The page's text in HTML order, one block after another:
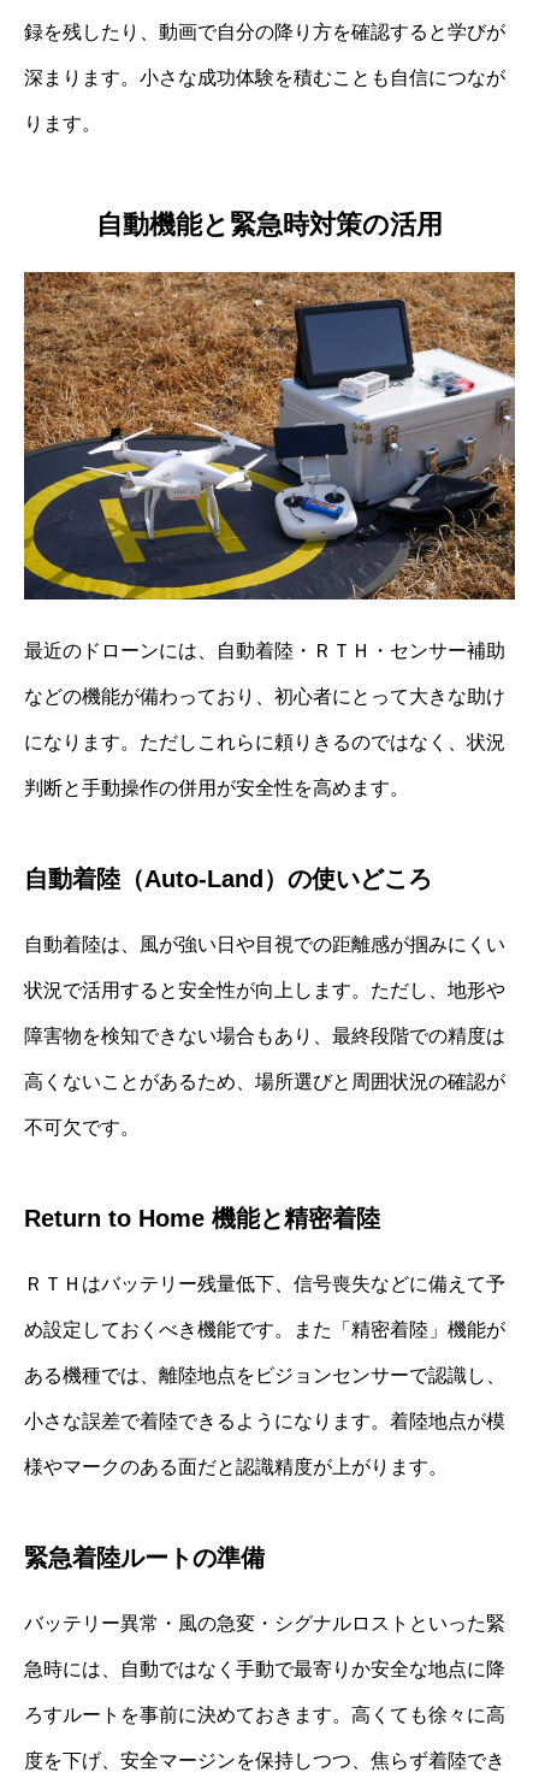
録を残したり、動画で自分の降り方を確認すると学びが
深まります。小さな成功体験を積むことも自信につなが
ります。
自動機能と緊急時対策の活用
最近のドローンには、自動着陸・ＲＴＨ・センサー補助
などの機能が備わっており、初心者にとって大きな助け
になります。ただしこれらに頼りきるのではなく、状況
判断と手動操作の併用が安全性を高めます。
自動着陸（Auto‐Land）の使いどころ
自動着陸は、風が強い日や目視での距離感が掴みにくい
状況で活用すると安全性が向上します。ただし、地形や
障害物を検知できない場合もあり、最終段階での精度は
高くないことがあるため、場所選びと周囲状況の確認が
不可欠です。
Return to Home 機能と精密着陸
ＲＴＨはバッテリー残量低下、信号喪失などに備えて予
め設定しておくべき機能です。また「精密着陸」機能が
ある機種では、離陸地点をビジョンセンサーで認識し、
小さな誤差で着陸できるようになります。着陸地点が模
様やマークのある面だと認識精度が上がります。
緊急着陸ルートの準備
バッテリー異常・風の急変・シグナルロストといった緊
急時には、自動ではなく手動で最寄りか安全な地点に降
ろすルートを事前に決めておきます。高くても徐々に高
度を下げ、安全マージンを保持しつつ、焦らず着陸でき